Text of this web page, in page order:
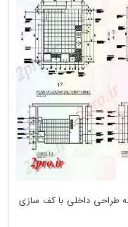
طراحی داخلی با کف سازی